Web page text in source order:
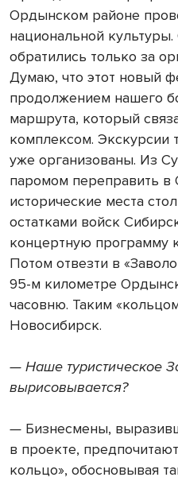
Ордынском районе
национальной
обратились только за
Думаю, что этот новый
продолжением нашего
маршрута, который
комплексом. Экскурсии
уже организованы. Из
паромом переправить в
исторические места
остатками войск
концертную программу
Потом отвезти в
95-м километре
часовню. Таким
Новосибирск.
— Наше туристическое
вырисовывается?
— Бизнесмены,
в проекте,
кольцо», обосновывая